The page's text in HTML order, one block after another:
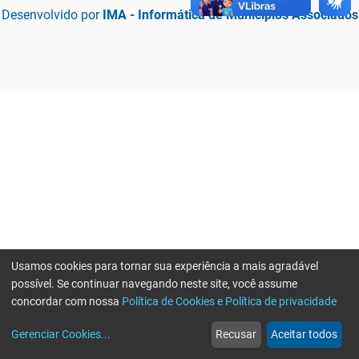
Desenvolvido por IMA - Informática de Municípios Associados
web
Notícias
more_horiz
Mais
Usamos cookies para tornar sua experiência a mais agradável
possível. Se continuar navegando neste site, você assume
concordar com nossa Política de Cookies e Política de privacidade
Gerenciar Cookies... Recusar Aceitar todos
Erro ao enviar informações, por favor tente novamente